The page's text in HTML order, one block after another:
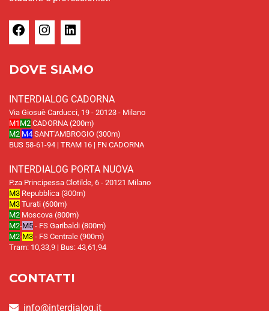
DOVE SIAMO
INTERDIALOG CADORNA
Via Giosuè Carducci, 19 - 20123 - Milano
M1 M2 CADORNA (200m)
M2 M4 SANT'AMBROGIO (300m)
BUS 58-61-94 | TRAM 16 | FN CADORNA
INTERDIALOG PORTA NUOVA
P.za Principessa Clotilde, 6 - 20121 Milano
M3 Repubblica (300m)
M3 Turati (600m)
M2 Moscova (800m)
M2-M5 - FS Garibaldi (800m)
M2-M3 - FS Centrale (900m)
Tram: 10,33,9 | Bus: 43,61,94
CONTATTI
info@interdialog.it